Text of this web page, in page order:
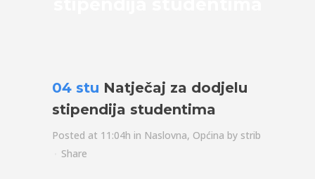
04 stu Natječaj za dodjelu
stipendija studentima
Posted at 11:04h in Naslovna, Općina by strib
Share